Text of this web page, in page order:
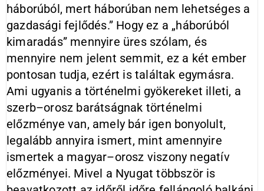
háborúból, mert háborúban nem lehetséges a
gazdasági fejlődés.” Hogy ez a „háborúból
kimaradás” mennyire üres szólam, és
mennyire nem jelent semmit, ez a két ember
pontosan tudja, ezért is találtak egymásra.
Ami ugyanis a történelmi gyökereket illeti, a
szerb–orosz barátságnak történelmi
előzménye van, amely bár igen bonyolult,
legalább annyira ismert, mint amennyire
ismertek a magyar–orosz viszony negatív
előzményei. Mivel a Nyugat többször is